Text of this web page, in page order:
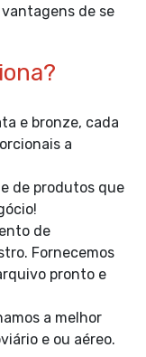
de se
e bronze, cada
a
de produtos que
de
Fornecemos
pronto e
a melhor
e ou aéreo.